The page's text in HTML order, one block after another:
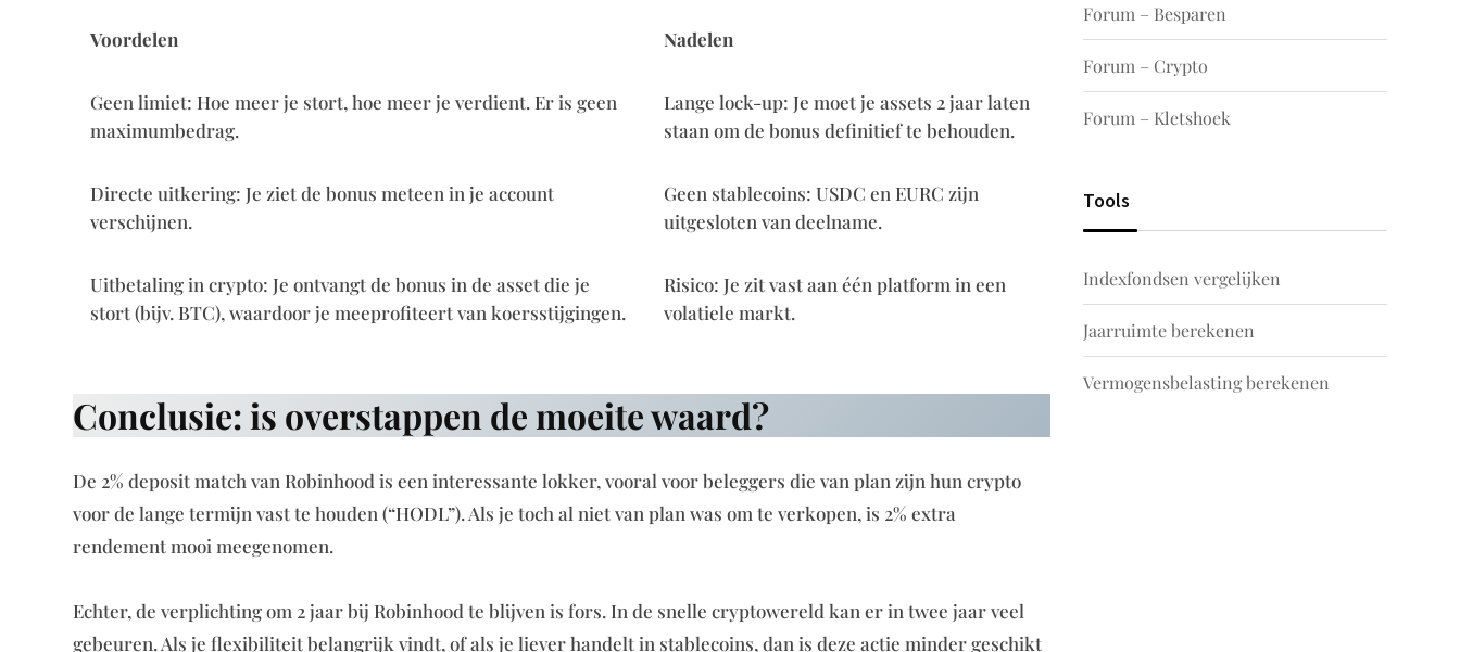
Voordelen Nadelen
Geen limiet: Hoe meer je stort, hoe meer je verdient. Er is geen
maximumbedrag.
Lange lock-up: Je moet je assets 2 jaar laten
staan om de bonus definitief te behouden.
Directe uitkering: Je ziet de bonus meteen in je account
verschijnen.
Geen stablecoins: USDC en EURC zijn
uitgesloten van deelname.
Uitbetaling in crypto: Je ontvangt de bonus in de asset die je
stort (bijv. BTC), waardoor je meeprofiteert van koersstijgingen.
Risico: Je zit vast aan één platform in een
volatiele markt.
Conclusie: is overstappen de moeite waard?
De 2% deposit match van Robinhood is een interessante lokker, vooral voor beleggers die van plan zijn hun crypto
voor de lange termijn vast te houden (“HODL”). Als je toch al niet van plan was om te verkopen, is 2% extra
rendement mooi meegenomen.
Echter, de verplichting om 2 jaar bij Robinhood te blijven is fors. In de snelle cryptowereld kan er in twee jaar veel
gebeuren. Als je flexibiliteit belangrijk vindt, of als je liever handelt in stablecoins, dan is deze actie minder geschikt
Forum – Besparen
Forum – Crypto
Forum – Kletshoek
Tools
Indexfondsen vergelijken
Jaarruimte berekenen
Vermogensbelasting berekenen